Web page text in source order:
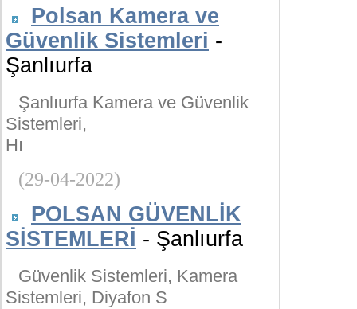
Polsan Kamera ve
Güvenlik Sistemleri -
Şanlıurfa
Şanlıurfa Kamera ve Güvenlik
Sistemleri,
Hı
(29-04-2022)
POLSAN GÜVENLİK
SİSTEMLERİ - Şanlıurfa
Güvenlik Sistemleri, Kamera
Sistemleri, Diyafon S